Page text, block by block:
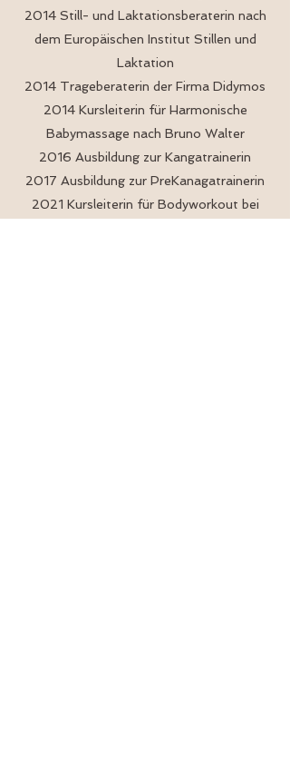
2014 Still- und Laktationsberaterin nach
dem Europäischen Institut Stillen und
Laktation
2014 Trageberaterin der Firma Didymos
2014 Kursleiterin für Harmonische
Babymassage nach Bruno Walter
2016 Ausbildung zur Kangatrainerin
2017 Ausbildung zur PreKanagatrainerin
2021 Kursleiterin für Bodyworkout bei